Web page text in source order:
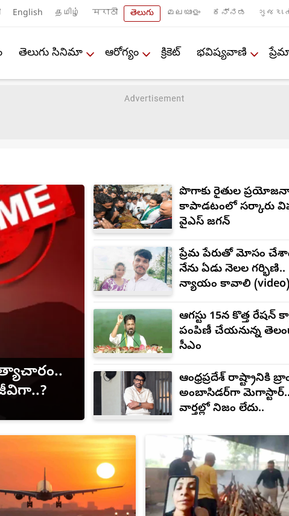
English தமிழ் मराठी తెలుగు മലയാളം ಕನ್ನಡ
తెలుగు సినిమా ఆరోగ్యం క్రికెట్ భవిష్యవాణి
పొగాకు రైతుల
కాపాడటంలో సర్కారు
వైఎస్ జగన్
ప్రేమ పేరుతో మోసం
నేను ఏడు నెలల గర్భిణి..
న్యాయం కావాలి (video)
ఆగస్టు 15న కొత్త రేషన్
పంపిణీ చేయనున్న
సీఎం
ఆంధ్రప్రదేశ్ రాష్ట్రానికి
అంబాసిడర్‌గా
వార్తల్లో నిజం లేదు..